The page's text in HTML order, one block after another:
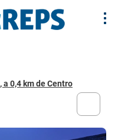
, a 0,4 km de Centro